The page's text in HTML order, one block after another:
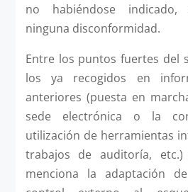
no habiéndose indicado,
ninguna disconformidad.
Entre los puntos fuertes del
los ya recogidos en
anteriores (puesta en
sede electrónica o la
utilización de herramientas
trabajos de auditoría,
menciona la adaptación